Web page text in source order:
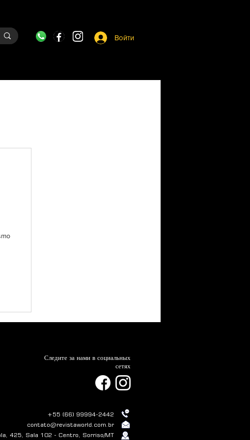
Войти
Следите за нами в социальных
сетях
+55 (66) 99994-2442
contato@revistaworld.com.br
425, Sala 102 - Centro, Sorriso/MT